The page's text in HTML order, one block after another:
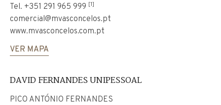
Tel. +351 291 965 999 [1]
comercial@mvasconcelos.pt
www.mvasconcelos.com.pt
VER MAPA
DAVID FERNANDES UNIPESSOAL
PICO ANTÓNIO FERNANDES